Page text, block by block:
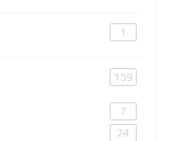
1
159
7
24